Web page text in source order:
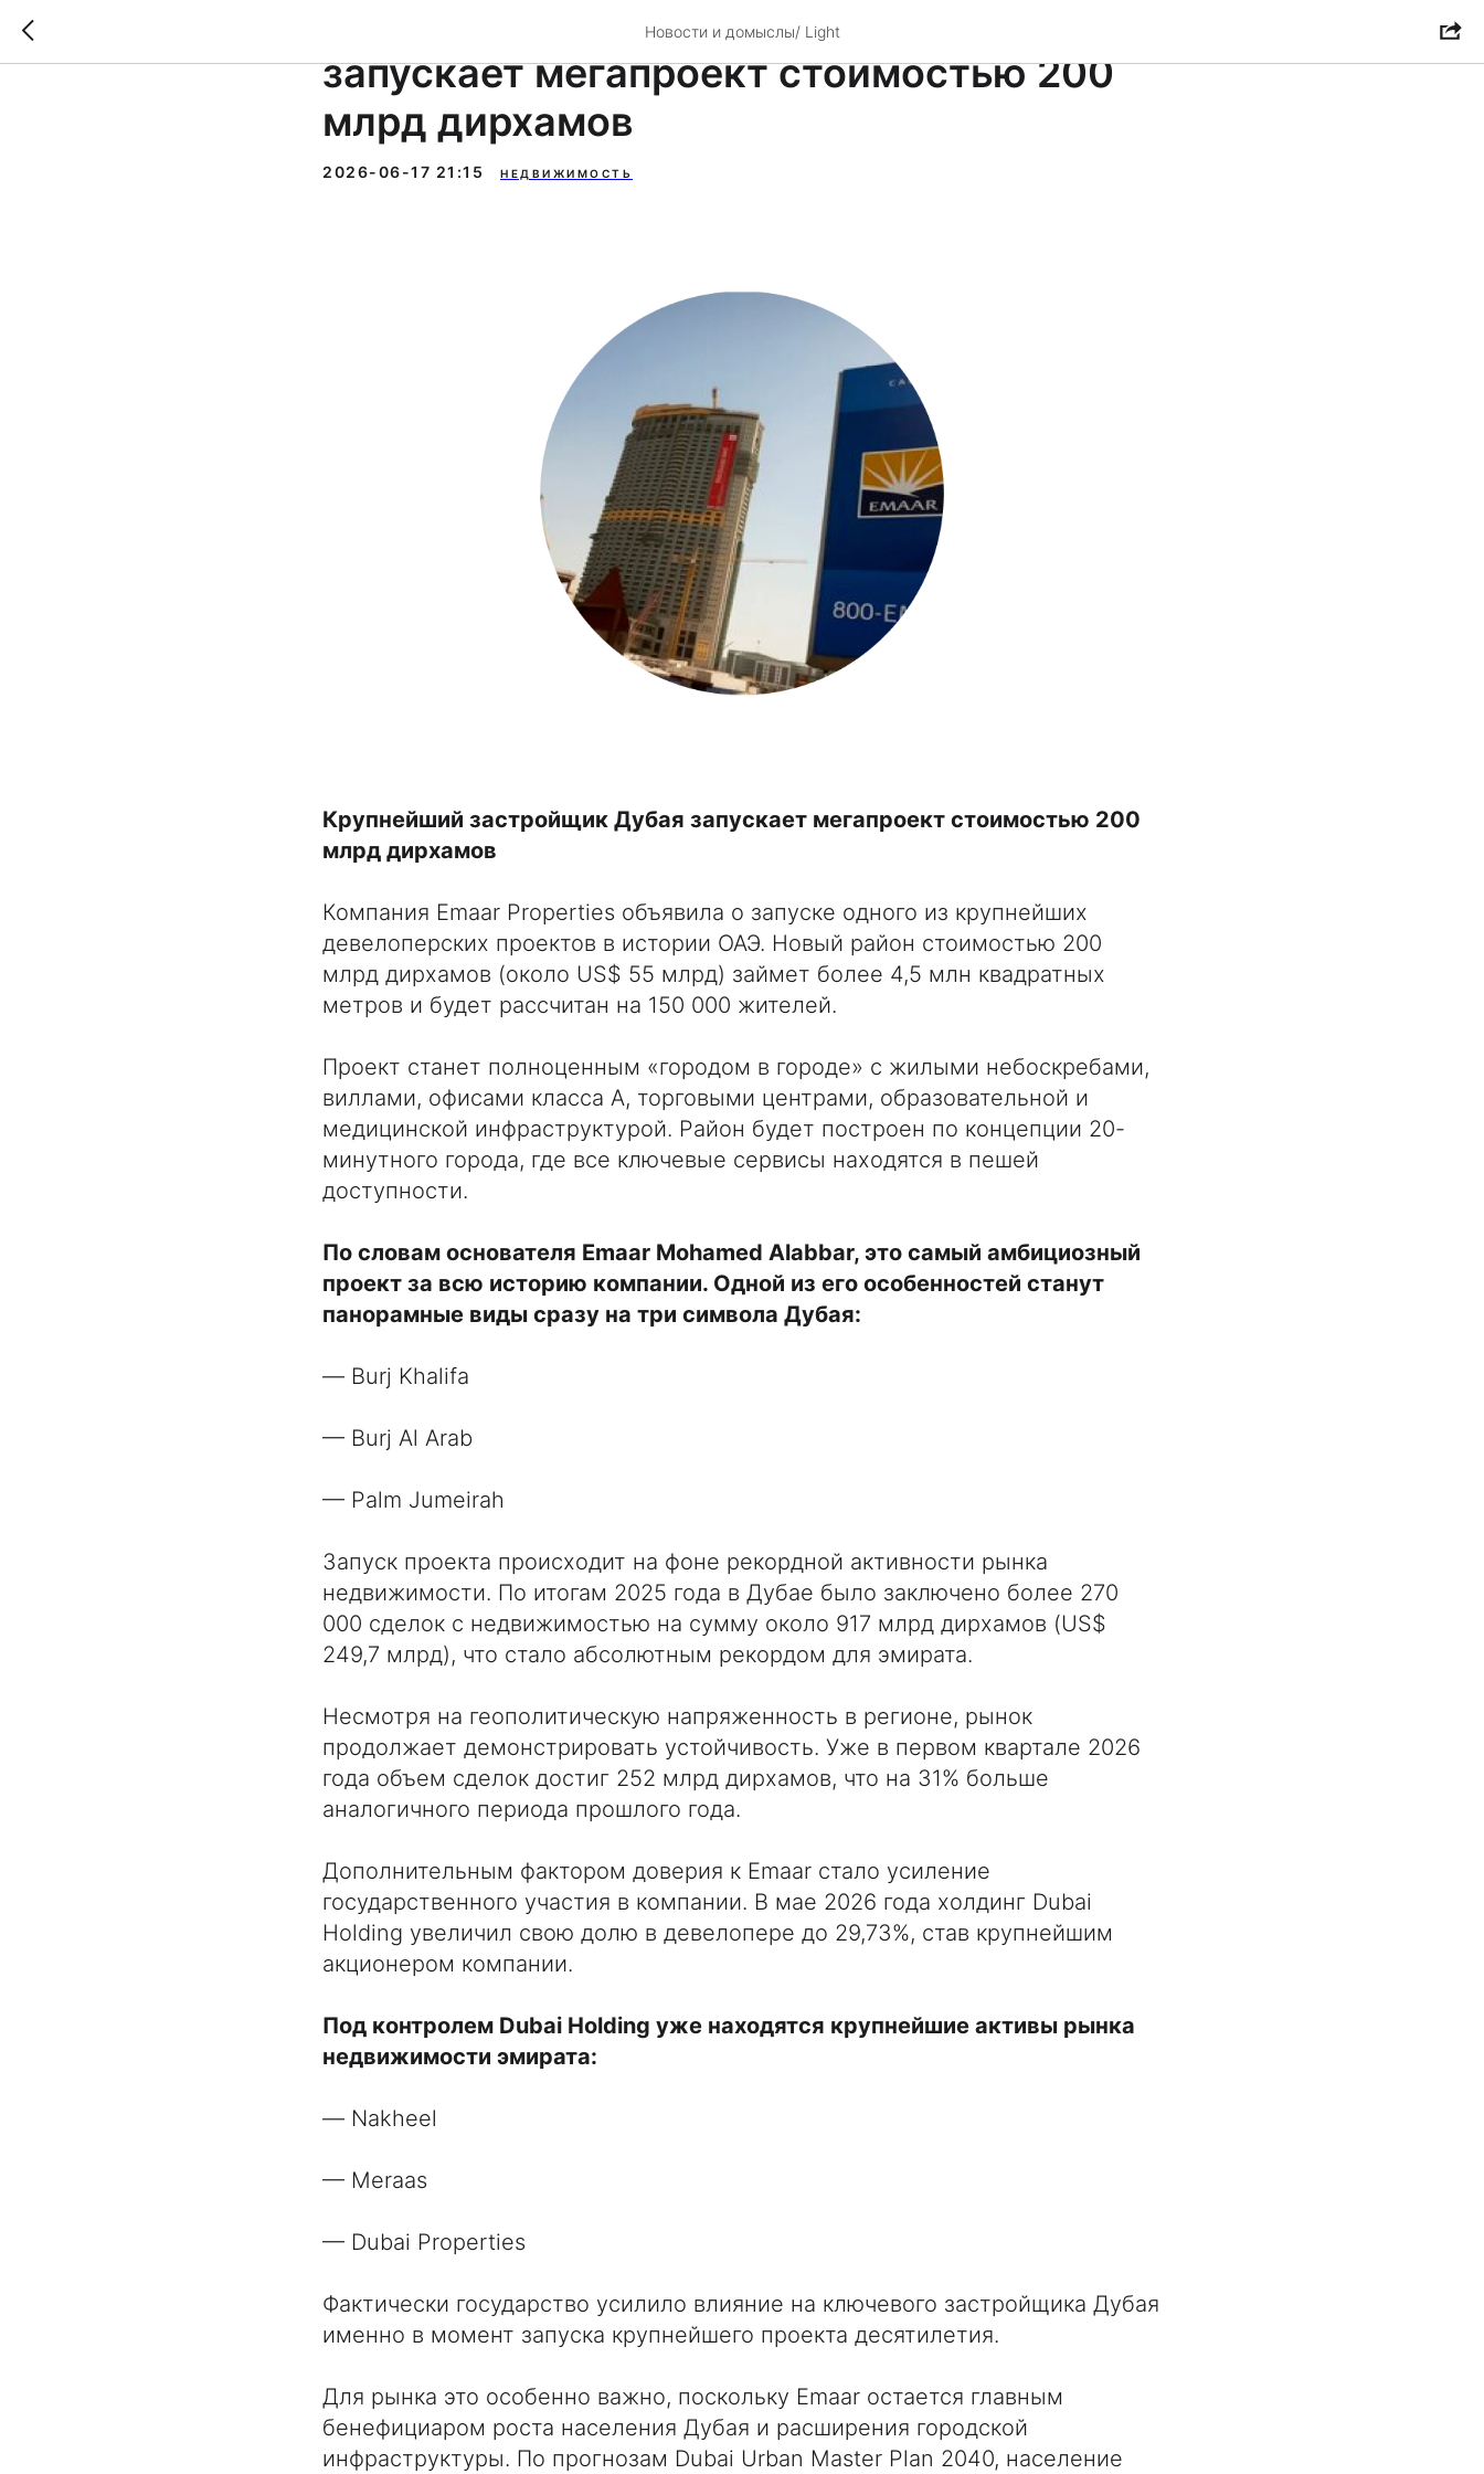
Новости и домыслы/ Light
Крупнейший застройщик Дубая
запускает мегапроект стоимостью 200
млрд дирхамов
2026-06-17 21:15 НЕДВИЖИМОСТЬ
Крупнейший застройщик Дубая запускает мегапроект стоимостью 200
млрд дирхамов
Компания Emaar Properties объявила о запуске одного из крупнейших
девелоперских проектов в истории ОАЭ. Новый район стоимостью 200
млрд дирхамов (около US$ 55 млрд) займет более 4,5 млн квадратных
метров и будет рассчитан на 150 000 жителей.
Проект станет полноценным «городом в городе» с жилыми небоскребами,
виллами, офисами класса А, торговыми центрами, образовательной и
медицинской инфраструктурой. Район будет построен по концепции 20-
минутного города, где все ключевые сервисы находятся в пешей
доступности.
По словам основателя Emaar Mohamed Alabbar, это самый амбициозный
проект за всю историю компании. Одной из его особенностей станут
панорамные виды сразу на три символа Дубая:
— Burj Khalifa
— Burj Al Arab
— Palm Jumeirah
Запуск проекта происходит на фоне рекордной активности рынка
недвижимости. По итогам 2025 года в Дубае было заключено более 270
000 сделок с недвижимостью на сумму около 917 млрд дирхамов (US$
249,7 млрд), что стало абсолютным рекордом для эмирата.
Несмотря на геополитическую напряженность в регионе, рынок
продолжает демонстрировать устойчивость. Уже в первом квартале 2026
года объем сделок достиг 252 млрд дирхамов, что на 31% больше
аналогичного периода прошлого года.
Дополнительным фактором доверия к Emaar стало усиление
государственного участия в компании. В мае 2026 года холдинг Dubai
Holding увеличил свою долю в девелопере до 29,73%, став крупнейшим
акционером компании.
Под контролем Dubai Holding уже находятся крупнейшие активы рынка
недвижимости эмирата:
— Nakheel
— Meraas
— Dubai Properties
Фактически государство усилило влияние на ключевого застройщика Дубая
именно в момент запуска крупнейшего проекта десятилетия.
Для рынка это особенно важно, поскольку Emaar остается главным
бенефициаром роста населения Дубая и расширения городской
инфраструктуры. По прогнозам Dubai Urban Master Plan 2040, население